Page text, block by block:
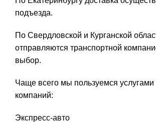
подъезда.
По Свердловской и Курганской
отправляются транспортной
выбор.
Чаще всего мы пользуемся услугами
компаний:
Экспресс-авто